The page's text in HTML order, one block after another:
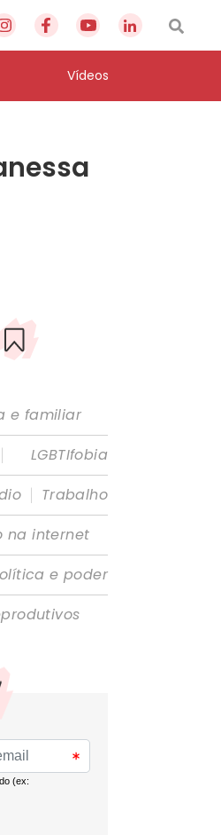
Vídeos
e familiar
|
LGBTIfobia
| Trabalho
na internet
e poder